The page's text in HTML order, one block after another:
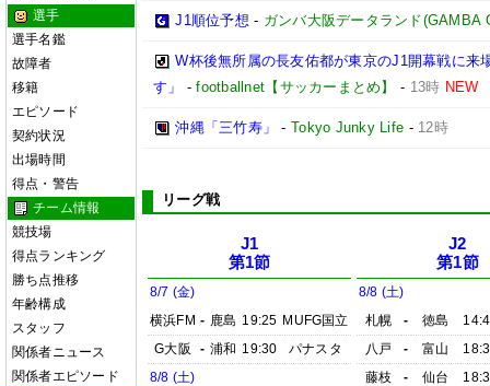
選手
選手名鑑
故障者
移籍
エピソード
契約状況
出場時間
得点・警告
チーム情報
競技場
得点ランキング
勝ち点推移
年齢構成
スタッフ
関係者ニュース
関係者エピソード
J1順位予想 - ガンバ大阪データランド(GAMBA
W杯後無所属の長友佑都が東京のJ1開幕戦に来
す」
-footballnet【サッカーまとめ】 - 13時 NEW
沖縄「三竹寿」 - Tokyo Junky Life - 12時
リーグ戦
J1
第1節
8/7 (金)
横浜FM - 鹿島 19:25 MUFG国立
G大阪
- 浦和 19:30
パナスタ
8/8 (土)
J2
第1節
8/8 (土)
札幌
- 徳島
八戸
- 富山
藤枝
- 仙台